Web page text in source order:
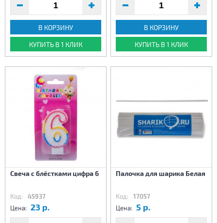
В КОРЗИНУ
КУПИТЬ В 1 КЛИК
В КОРЗИНУ
КУПИТЬ В 1 КЛИК
Свеча с блёстками цифра 6
Код: 45937
Цена: 23 р.
Палочка для шарика Белая
Код: 17057
Цена: 5 р.